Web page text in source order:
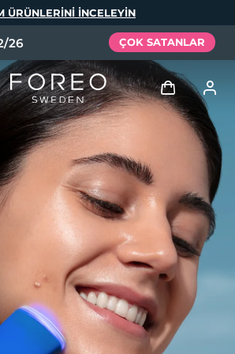
ÜRÜNLERINI INCELEYIN
26 ÇOK SATANLAR
Giriş
Kullanici profi̇li̇
Cihazlarım
Siparişlerim
Adresim
Aboneliklerim
Tech Elixir
Set
Deutsch
Español
Português
Русский
简体中文 繁體中文